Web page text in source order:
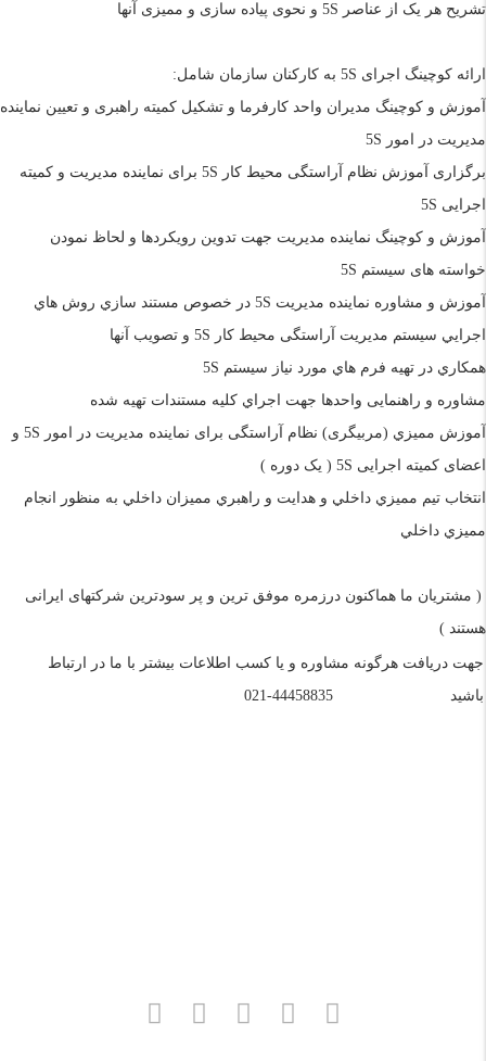
تشریح هر یک از عناصر 5S و نحوی پیاده سازی و ممیزی آنها
ارائه کوچینگ اجرای 5S به کارکنان سازمان شامل:
آموزش و کوچینگ مديران واحد كارفرما و تشکیل کمیته راهبری و تعیین نماینده
مدیریت در امور 5S
برگزاری آموزش نظام آراستگی محیط کار 5S برای نماینده مدیریت و کمیته
اجرایی 5S
آموزش و کوچینگ نماينده مديريت جهت تدوين رویکردها و لحاظ نمودن
خواسته های سیستم 5S
آموزش و مشاوره نماینده مدیریت 5S در خصوص مستند سازي روش هاي
اجرايي سيستم مديريت آراستگی محیط کار 5S و تصویب آنها
همكاري در تهيه فرم هاي مورد نیاز سيستم 5S
مشاوره و راهنمایی واحدها جهت اجراي كليه مستندات تهيه شده
آموزش مميزي (مربیگری) نظام آراستگی برای نماینده مدیریت در امور 5S و
اعضای کمیته اجرایی 5S ( یک دوره )
انتخاب تيم مميزي داخلي و هدايت و راهبري مميزان داخلي به منظور انجام
مميزي داخلي
( مشتریان ما هماکنون درزمره موفق ترین و پر سودترین شرکتهای ایرانی
هستند )
جهت دریافت هرگونه مشاوره و یا کسب اطلاعات بیشتر با ما در ارتباط
باشید
44458835-021